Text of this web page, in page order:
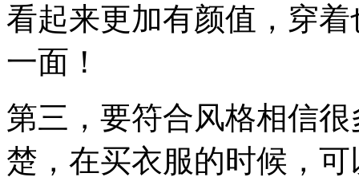
看起来更加有颜值，穿
一面！
第三，要符合风格相信
楚，在买衣服的时候，